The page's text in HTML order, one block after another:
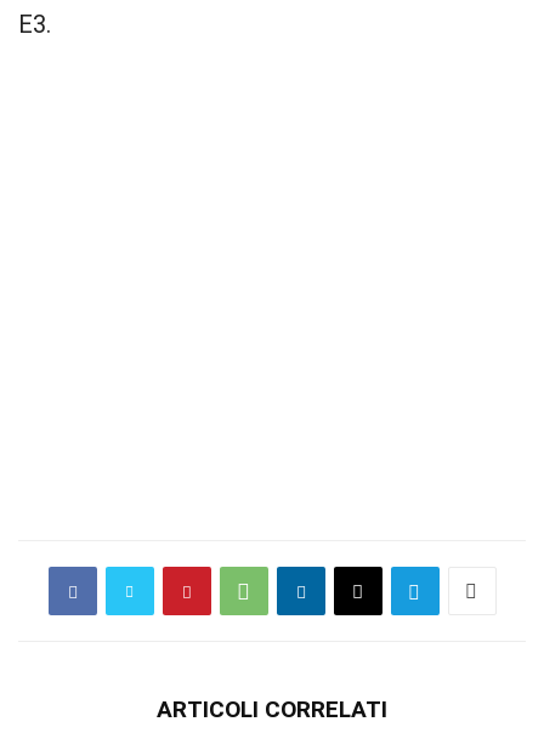
E3.
ARTICOLI CORRELATI